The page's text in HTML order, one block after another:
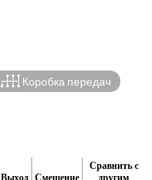
Коробка передач
Сравнить с